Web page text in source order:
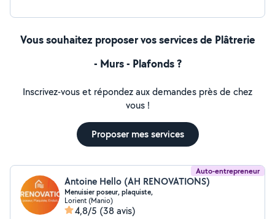
Vous souhaitez proposer vos services de Plâtrerie
- Murs - Plafonds ?
Inscrivez-vous et répondez aux demandes près de chez
vous !
Proposer mes services
Auto-entrepreneur
Antoine Hello (AH RENOVATIONS)
Menuisier poseur, plaquiste,
Lorient (Manio)
4,8/5 (38 avis)